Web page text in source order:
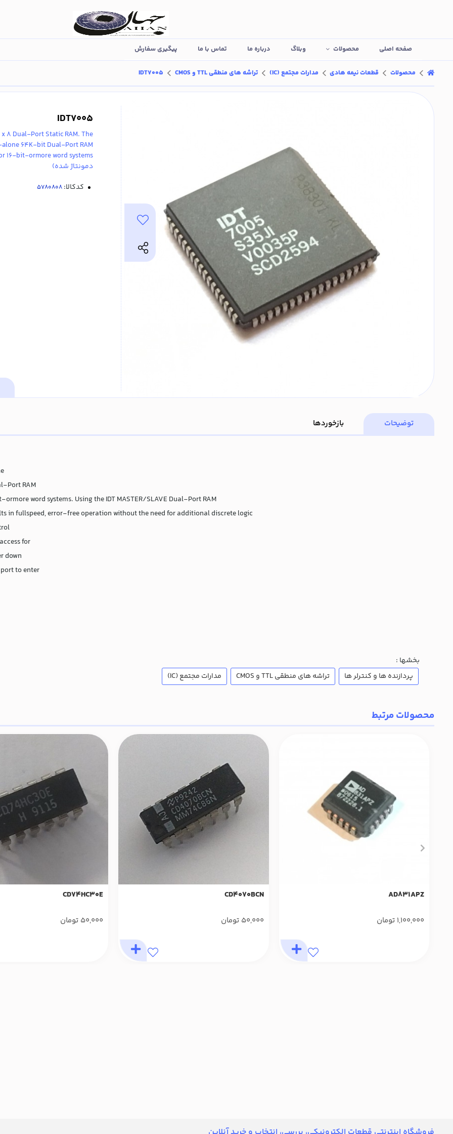
صفحه اصلی محصولات وبلاگ درباره ما تماس با ما پیگیری سفارش
محصولات قطعات نیمه هادی مدارات مجتمع (IC) تراشه های منطقی TTL و CMOS IDT7005
IDT7005
8 Dual-Port Static RAM. The
64K-bit Dual-Port RAM
دمونتاژ شده)
کدکالا:
توضیحات بازخوردها
Port RAM
word systems. Using the IDT MASTER/SLAVE Dual-Port RAM
in fullspeed, error-free operation without the need for additional discrete logic.
for
down
to enter
بخشها :
پردازنده ها و کنترلر ها
تراشه های منطقی TTL و CMOS مدارات مجتمع (IC)
محصولات مرتبط
AD831APZ
1,100,000 تومان
CD4070BCN
50,000 تومان
CD74HC30E
50,000 تومان